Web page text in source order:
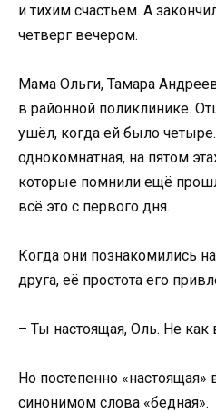
и тихим счастьем. А
четверг вечером.
Мама Ольги, Тамара
в районной поликлинике.
ушёл, когда ей было
однокомнатная, на пятом
которые помнили ещё
всё это с первого дня.
Когда они познакомились
друга, её простота его
– Ты настоящая, Оль. Не как
Но постепенно «настоящая»
синонимом слова «бедная».